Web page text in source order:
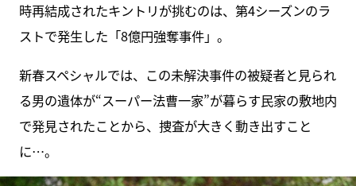
時再結成されたキントリが挑むのは、第4シーズンのラ
ストで発生した「8億円強奪事件」。
新春スペシャルでは、この未解決事件の被疑者と見られ
る男の遺体が“スーパー法曹一家”が暮らす民家の敷地内
で発見されたことから、捜査が大きく動き出すこと
に…。